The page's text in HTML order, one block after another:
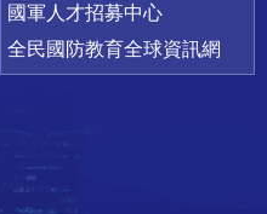
國軍人才招募中心
全民國防教育全球資訊網